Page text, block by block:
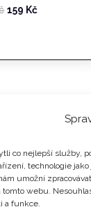
co nejlepší služby,
technologie
umožní
tomto webu.
a funkce.
Původní
239 Kč.
159 KčAktuální
159 Kč.